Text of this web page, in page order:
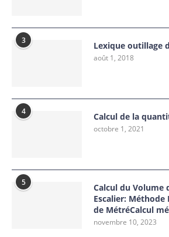
3 Lexique outillage
août 1, 2018
4 Calcul de la
octobre 1, 2021
5
Calcul du Volume
Escalier:
de MétréCalcul
novembre 10, 2023